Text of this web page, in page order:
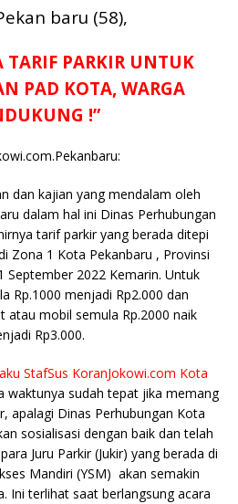
p
y
Li
n
k
k
a
o
e
p
e
e
n
baru (58),
TARIF PARKIR UNTUK
PAD KOTA, WARGA
!”
dan kajian yang mendalam oleh
dalam hal ini Dinas Perhubungan
tarif parkir yang berada ditepi
Zona 1 Kota Pekanbaru , Provinsi
September 2022 Kemarin. Untuk
Rp.1000 menjadi Rp2.000 dan
atau mobil semula Rp.2000 naik
Rp3.000.
StafSus KoranJokowi.com Kota
waktunya sudah tepat jika memang
apalagi Dinas Perhubungan Kota
sosialisasi dengan baik dan telah
Juru Parkir (Jukir) yang berada di
Mandiri (YSM) akan semakin
Ini terlihat saat berlangsung acara